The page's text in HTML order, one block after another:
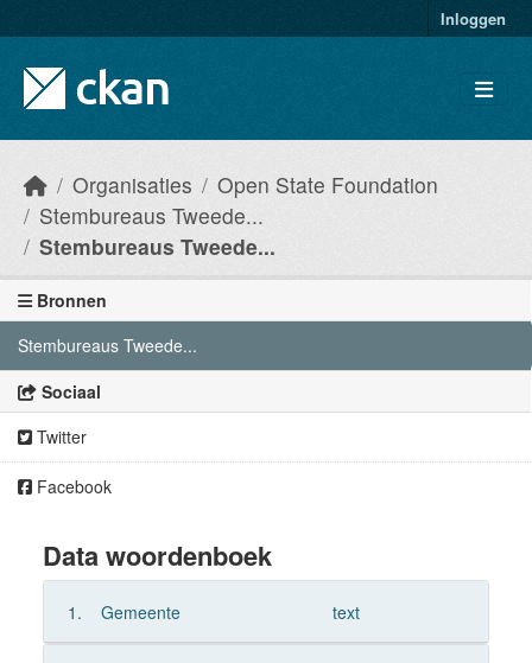
Inloggen
Organisaties
Open State Foundation
Stembureaus Tweede...
Stembureaus Tweede...
Bronnen
Stembureaus Tweede...
Sociaal
Twitter
Facebook
Data woordenboek
1. Gemeente text